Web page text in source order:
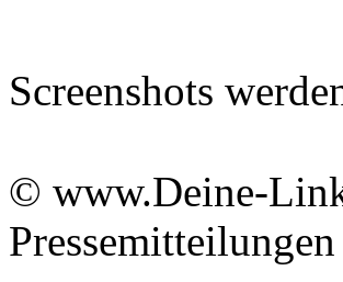
Screenshots
© www.Deine-